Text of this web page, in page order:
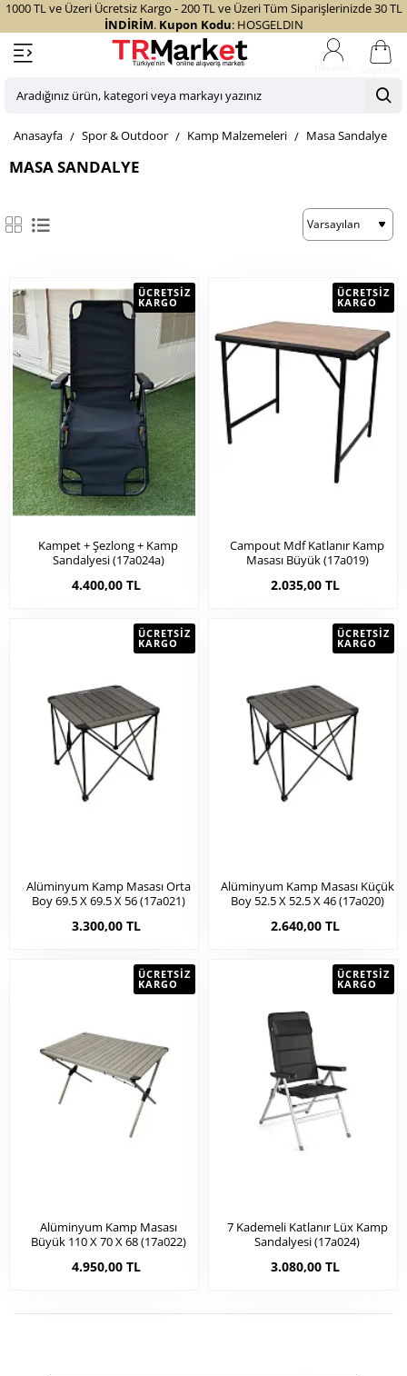
1000 TL ve Üzeri Ücretsiz Kargo - 200 TL ve Üzeri Tüm Siparişlerinizde 30 TL
İNDİRİM. Kupon Kodu: HOSGELDIN
Aradığınız
kategori
veya
MASA SANDALYE
homeSpor & Outdoor Kamp Malzemeleri Masa Sandalye
ÜCRETSIZ
KARGO
Kampet + Şezlong + Kamp
Sandalyesi (17a024a)
4.400,00 TL
ÜCRETSIZ
KARGO
Campout Mdf Katlanır Kamp
Masası Büyük (17a019)
2.035,00 TL
ÜCRETSIZ
KARGO
Alüminyum Kamp Masası Orta
Boy 69.5 X 69.5 X 56 (17a021)
3.300,00 TL
ÜCRETSIZ
KARGO
Alüminyum Kamp Masası Küçük
Boy 52.5 X 52.5 X 46 (17a020)
2.640,00 TL
ÜCRETSIZ
KARGO
Alüminyum Kamp Masası
Büyük 110 X 70 X 68 (17a022)
4.950,00 TL
ÜCRETSIZ
KARGO
7 Kademeli Katlanır Lüx Kamp
Sandalyesi (17a024)
3.080,00 TL